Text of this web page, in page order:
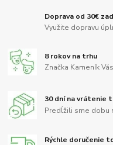
Doprava od 30€
Využite dopravu
8 rokov na trhu
Značka Kameník
30 dní na vrátenie
Predĺžili sme dobu
Rýchle doručenie